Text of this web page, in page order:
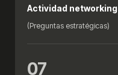
Actividad networking
(Preguntas estratégicas)
07